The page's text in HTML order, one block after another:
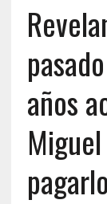
años